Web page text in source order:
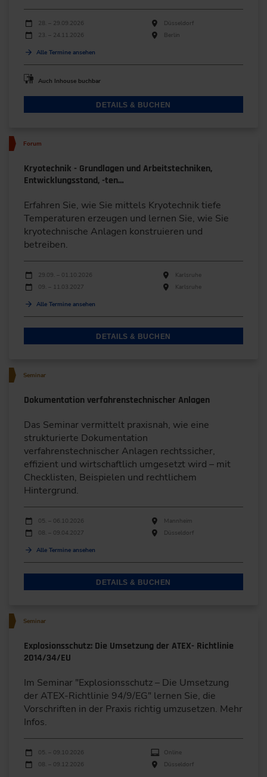
Durchführungen
Veranstaltungsdatum
28. – 29.09.2026
Düsseldorf
23. – 24.11.2026
Berlin
Alle Termine ansehen
Auch Inhouse buchbar
DETAILS & BUCHEN
Forum
Kryotechnik - Grundlagen und Arbeitstechniken,
Entwicklungsstand, -ten…
Erfahren Sie, wie Sie mittels Kryotechnik tiefe
Temperaturen erzeugen und lernen Sie, wie Sie
kryotechnische Anlagen konstruieren und
betreiben.
Durchführungen
Veranstaltungsdatum Veranstaltungsort
29.09. – 01.10.2026
Karlsruhe
09. – 11.03.2027
Karlsruhe
Alle Termine ansehen
DETAILS & BUCHEN
Seminar
Dokumentation verfahrenstechnischer Anlagen
Das Seminar vermittelt praxisnah, wie eine
strukturierte Dokumentation
verfahrenstechnischer Anlagen rechtssicher,
effizient und wirtschaftlich umgesetzt wird – mit
Checklisten, Beispielen und rechtlichem
Hintergrund.
Durchführungen
Veranstaltungsdatum
05. – 06.10.2026
Mannheim
08. – 09.04.2027
Düsseldorf
Alle Termine ansehen
DETAILS & BUCHEN
Seminar
Explosionsschutz: Die Umsetzung der ATEX- Richtlinie
2014/34/EU
Im Seminar "Explosionsschutz – Die Umsetzung
der ATEX-Richtlinie 94/9/EG" lernen Sie, die
Vorschriften in der Praxis richtig umzusetzen. Mehr
Infos.
Durchführungen
Veranstaltungsdatum
05. – 09.10.2026
Online
08. – 09.12.2026
Düsseldorf